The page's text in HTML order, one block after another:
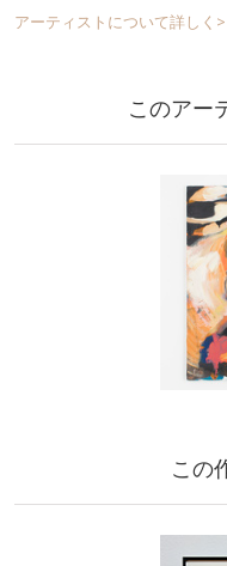
アーティストについて詳しく>
このアー
この